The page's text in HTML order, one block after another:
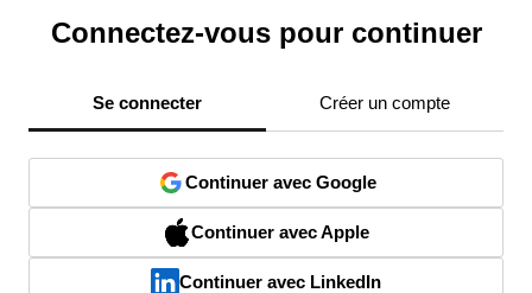
Connectez-vous pour continuer
Se connecter Créer un compte
Continuer avec Google
Continuer avec Apple
Continuer avec LinkedIn